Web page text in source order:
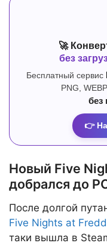
🚀
без
Бесплатный сервис
PNG,
без
👉
Новый Five
добрался до
После долгой
Five Nights at
таки вышла в